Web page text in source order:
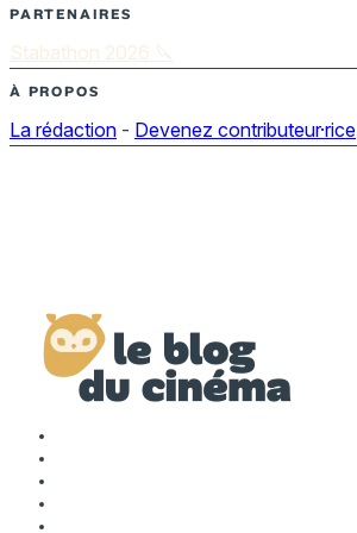
PARTENAIRES
Stabathon 2026 🔪
À PROPOS
La rédaction - Devenez contributeur·rice